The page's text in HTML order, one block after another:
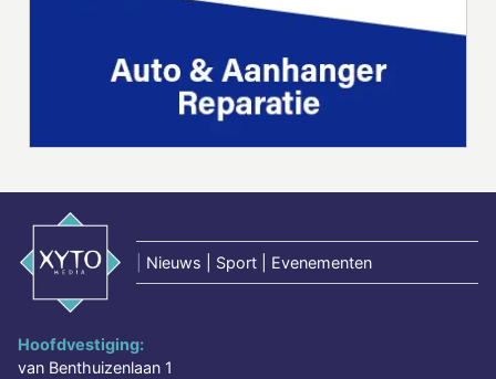
Nieuws | Sport | Evenementen
Hoofdvestiging:
van Benthuizenlaan 1